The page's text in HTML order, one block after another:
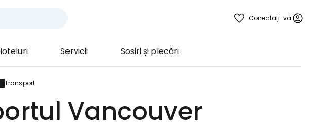
Conectați-vă
Servicii Sosiri și plecări
Transport
Vancouver